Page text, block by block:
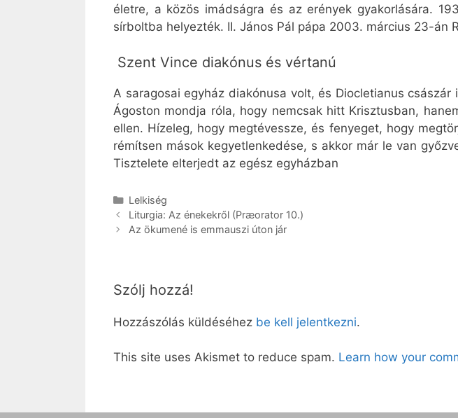
életre, a közös imádságra és az erények gyakorlására.
sírboltba helyezték. II. János Pál pápa 2003. március 23-án
Szent Vince diakónus és vértanú
A saragosai egyház diakónusa volt, és Diocletianus
Ágoston mondja róla, hogy nemcsak hitt Krisztusban,
ellen. Hízeleg, hogy megtévessze, és fenyeget, hogy
rémítsen mások kegyetlenkedése, s akkor már le van
Tisztelete elterjedt az egész egyházban
Kategória
Lelkiség
Liturgia: Az énekekről (Præorator 10.)
Az ökumené is emmauszi úton jár
Szólj hozzá!
Hozzászólás küldéséhez be kell jelentkezni.
This site uses Akismet to reduce spam. Learn how your